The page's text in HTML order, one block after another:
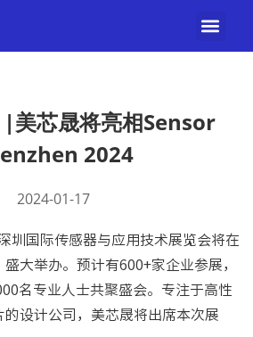
|美芯晟将亮相Sensor
2024
2024-01-17
圳国际传感器与应用技术展览会将在
大举办。预计有600+家企业参展，
名专业人士共聚盛会。专注于高性
的设计公司，美芯晟将出席本次展